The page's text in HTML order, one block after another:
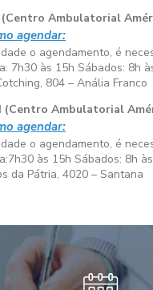
(Centro Ambulatorial
agendar:
o agendamento, é
7h30 às 15h Sábados: 8h
804 – Anália Franco
(Centro Ambulatorial
agendar:
o agendamento, é
7h30 às 15h Sábados: 8h
da Pátria, 4020 – Santana